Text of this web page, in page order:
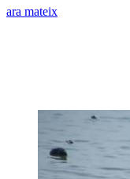
ara mateix